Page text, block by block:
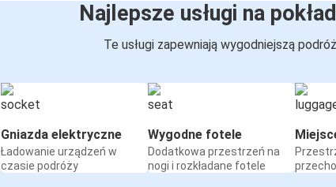
Najlepsze usługi na
Te usługi zapewniają wygodniejszą
Gniazda elektryczne
Ładowanie urządzeń w
czasie podróży
Wygodne fotele
Dodatkowa przestrzeń na
nogi i rozkładane fotele